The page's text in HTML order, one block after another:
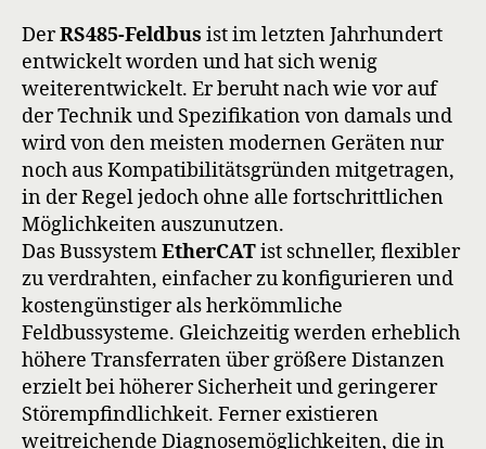
DerRS485-Feldbus ist im letzten Jahrhundert
entwickelt worden und hat sich wenig
weiterentwickelt. Er beruht nach wie vor auf
der Technik und Spezifikation von damals und
wird von den meisten modernen Geräten nur
noch aus Kompatibilitätsgründen mitgetragen,
in der Regel jedoch ohne alle fortschrittlichen
Möglichkeiten auszunutzen.
Das BussystemEtherCATist schneller, flexibler
zu verdrahten, einfacher zu konfigurieren und
kostengünstiger als herkömmliche
Feldbussysteme. Gleichzeitig werden erheblich
höhere Transferraten über größere Distanzen
erzielt bei höherer Sicherheit und geringerer
Störempfindlichkeit. Ferner existieren
weitreichende Diagnosemöglichkeiten, die in